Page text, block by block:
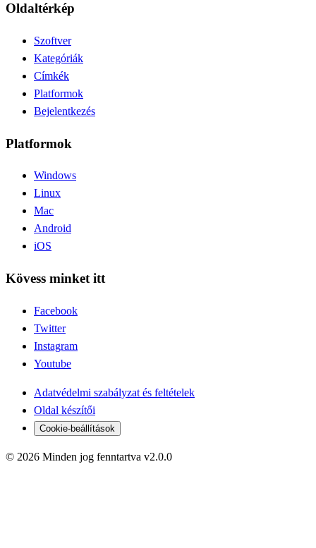
Oldaltérkép
Szoftver
Kategóriák
Címkék
Platformok
Bejelentkezés
Platformok
Windows
Linux
Mac
Android
iOS
Kövess minket itt
Facebook
Twitter
Instagram
Youtube
Adatvédelmi szabályzat és feltételek
Oldal készítői
Cookie-beállítások
© 2026 Minden jog fenntartva v2.0.0